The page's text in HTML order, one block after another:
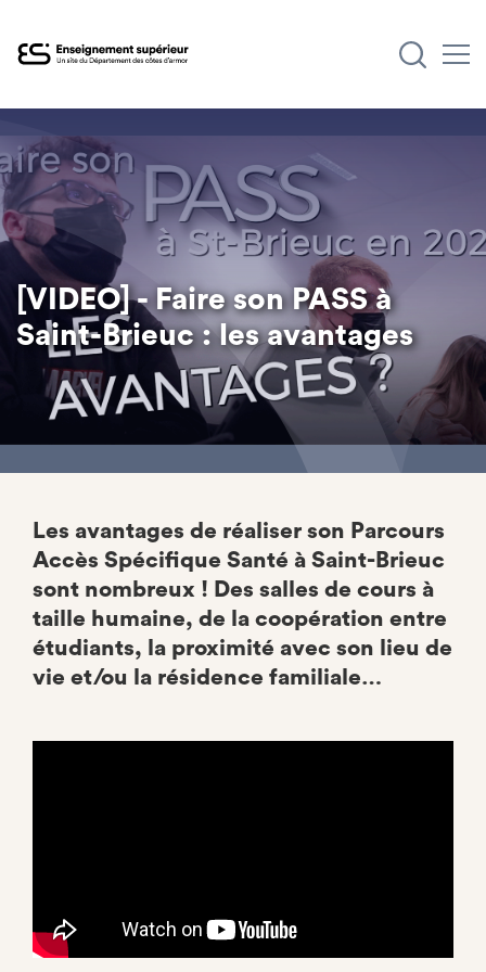
contenu
principal
[VIDEO] - Faire son PASS à
Saint-Brieuc : les avantages
Les avantages de réaliser son Parcours
Accès Spécifique Santé à Saint-Brieuc
sont nombreux ! Des salles de cours à
taille humaine, de la coopération entre
étudiants, la proximité avec son lieu de
vie et/ou la résidence familiale…